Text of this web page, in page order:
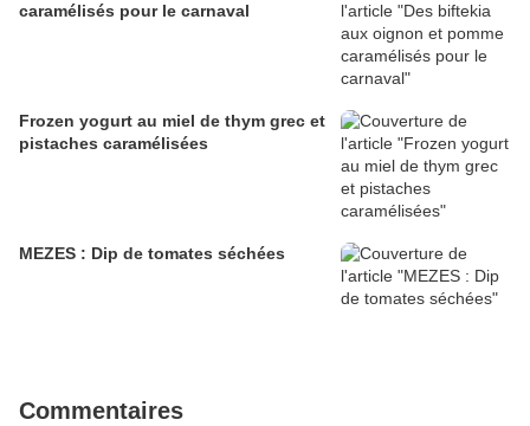
caramélisés pour le carnaval
Frozen yogurt au miel de thym grec et
pistaches caramélisées
MEZES : Dip de tomates séchées
Commentaires